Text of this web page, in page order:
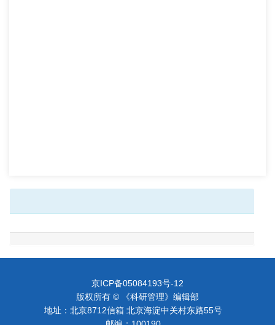
京ICP备05084193号-12
版权所有 © 《科研管理》编辑部
地址：北京8712信箱 北京海淀中关村东路55号